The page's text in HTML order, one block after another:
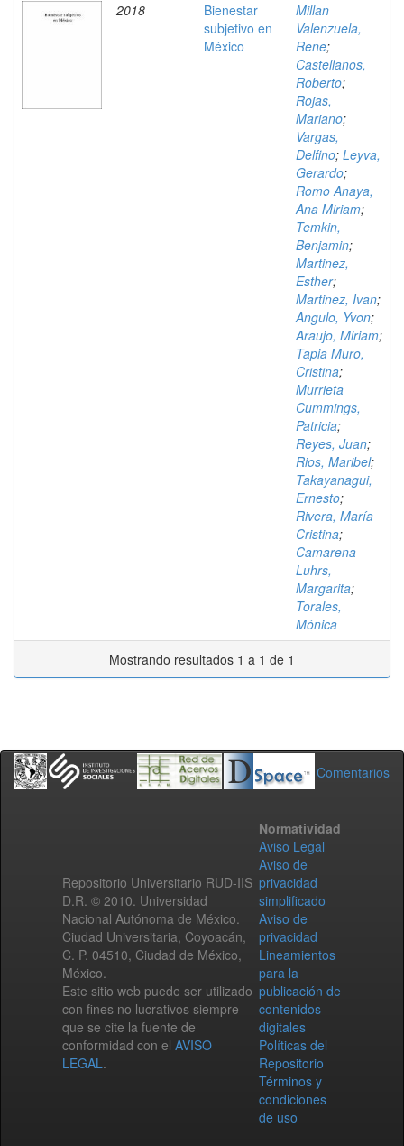
2018
Bienestar
subjetivo en
México
Millan
Valenzuela,
Rene;
Castellanos,
Roberto;
Rojas,
Mariano;
Vargas,
Delfino; Leyva,
Gerardo;
Romo Anaya,
Ana Miriam;
Temkin,
Benjamin;
Martinez,
Esther;
Martinez, Ivan;
Angulo, Yvon;
Araujo, Miriam;
Tapia Muro,
Cristina;
Murrieta
Cummings,
Patricia;
Reyes, Juan;
Rios, Maribel;
Takayanagui,
Ernesto;
Rivera, María
Cristina;
Camarena
Luhrs,
Margarita;
Torales,
Mónica
Mostrando resultados 1 a 1 de 1
Comentarios
Repositorio Universitario RUD-IIS
D.R. © 2010. Universidad
Nacional Autónoma de México.
Ciudad Universitaria, Coyoacán,
C. P. 04510, Ciudad de México,
México.
Este sitio web puede ser utilizado
con fines no lucrativos siempre
que se cite la fuente de
conformidad con el AVISO
LEGAL.
Normatividad
Aviso Legal
Aviso de
privacidad
simplificado
Aviso de
privacidad
Lineamientos
para la
publicación de
contenidos
digitales
Políticas del
Repositorio
Términos y
condiciones
de uso